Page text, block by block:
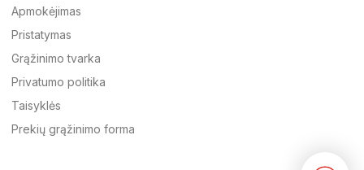
Apmokėjimas
Pristatymas
Grąžinimo tvarka
Privatumo politika
Taisyklės
Prekių grąžinimo forma